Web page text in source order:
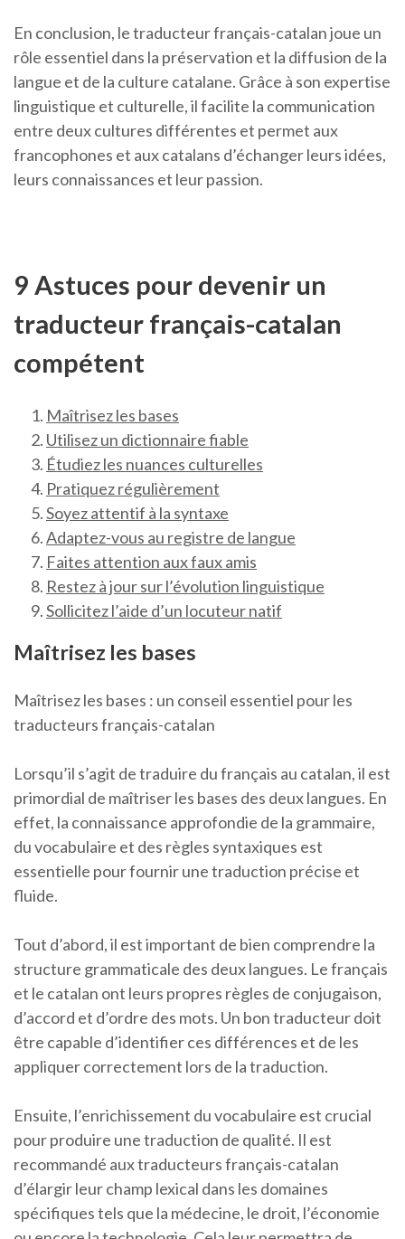
En conclusion, le traducteur français-catalan joue un
rôle essentiel dans la préservation et la diffusion de la
langue et de la culture catalane. Grâce à son expertise
linguistique et culturelle, il facilite la communication
entre deux cultures différentes et permet aux
francophones et aux catalans d’échanger leurs idées,
leurs connaissances et leur passion.
9 Astuces pour devenir un
traducteur français-catalan
compétent
Maîtrisez les bases
Utilisez un dictionnaire fiable
Étudiez les nuances culturelles
Pratiquez régulièrement
Soyez attentif à la syntaxe
Adaptez-vous au registre de langue
Faites attention aux faux amis
Restez à jour sur l’évolution linguistique
Sollicitez l’aide d’un locuteur natif
Maîtrisez les bases
Maîtrisez les bases : un conseil essentiel pour les
traducteurs français-catalan
Lorsqu’il s’agit de traduire du français au catalan, il est
primordial de maîtriser les bases des deux langues. En
effet, la connaissance approfondie de la grammaire,
du vocabulaire et des règles syntaxiques est
essentielle pour fournir une traduction précise et
fluide.
Tout d’abord, il est important de bien comprendre la
structure grammaticale des deux langues. Le français
et le catalan ont leurs propres règles de conjugaison,
d’accord et d’ordre des mots. Un bon traducteur doit
être capable d’identifier ces différences et de les
appliquer correctement lors de la traduction.
Ensuite, l’enrichissement du vocabulaire est crucial
pour produire une traduction de qualité. Il est
recommandé aux traducteurs français-catalan
d’élargir leur champ lexical dans les domaines
spécifiques tels que la médecine, le droit, l’économie